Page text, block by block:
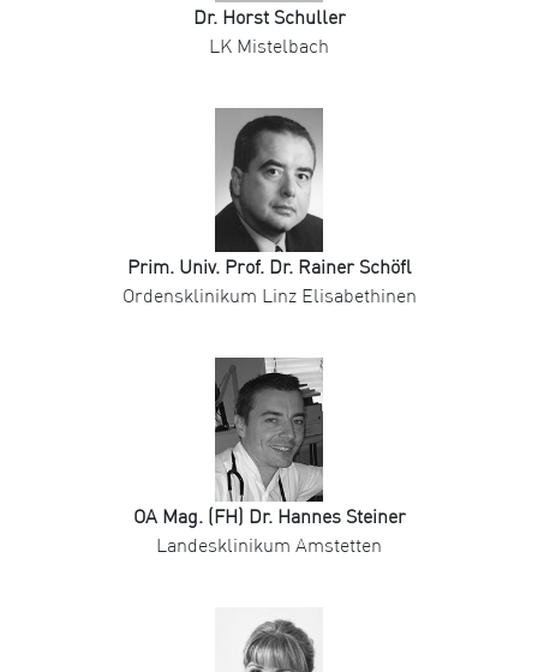
Dr. Horst Schuller
LK Mistelbach
Prim. Univ. Prof. Dr. Rainer Schöfl
Ordensklinikum Linz Elisabethinen
OA Mag. (FH) Dr. Hannes Steiner
Landesklinikum Amstetten